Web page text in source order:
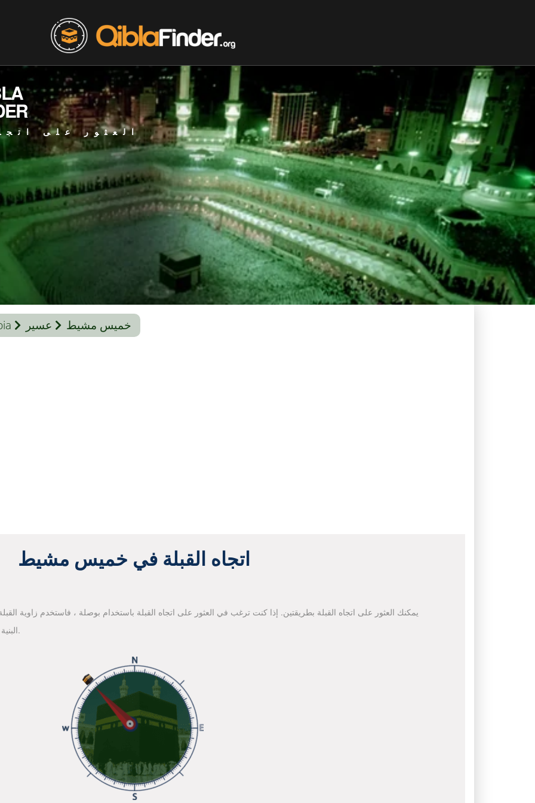
العثور على
عسير خميس مشيط
اتجاه القبلة في خميس مشيط
يمكنك العثور على اتجاه القبلة بطريقتين. إذا كنت ترغب في العثور على اتجاه القبلة باستخدام بوصلة ، فاستخدم زاوية
البنية الأساسية لخرائط جوجل للعثور على اتجاه القبلة.